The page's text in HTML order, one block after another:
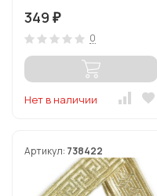
349 ₽
0
Нет в наличии
Артикул: 738422